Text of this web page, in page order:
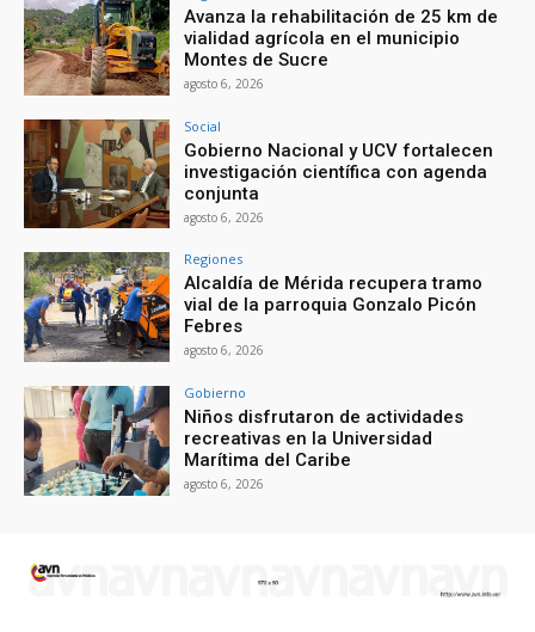
Avanza la rehabilitación de 25 km de
vialidad agrícola en el municipio
Montes de Sucre
agosto 6, 2026
Social
Gobierno Nacional y UCV fortalecen
investigación científica con agenda
conjunta
agosto 6, 2026
Regiones
Alcaldía de Mérida recupera tramo
vial de la parroquia Gonzalo Picón
Febres
agosto 6, 2026
Gobierno
Niños disfrutaron de actividades
recreativas en la Universidad
Marítima del Caribe
agosto 6, 2026